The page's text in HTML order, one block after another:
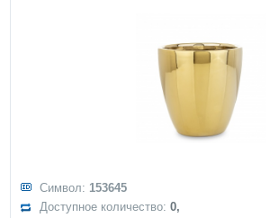
Символ: 153645
Доступное количество:0,